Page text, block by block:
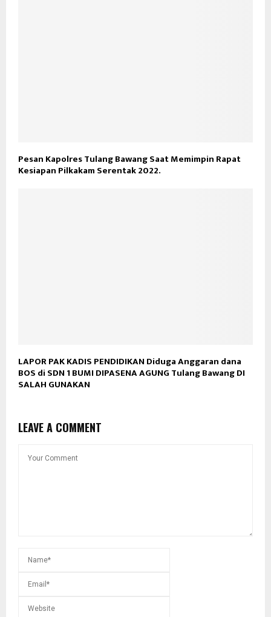
Pesan Kapolres Tulang Bawang Saat Memimpin Rapat
Kesiapan Pilkakam Serentak 2022.
LAPOR PAK KADIS PENDIDIKAN Diduga Anggaran dana
BOS di SDN 1 BUMI DIPASENA AGUNG Tulang Bawang DI
SALAH GUNAKAN
LEAVE A COMMENT